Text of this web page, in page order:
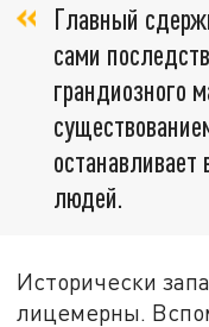
Главный
сами
грандиозного
людей.
Исторически
лицемерны.